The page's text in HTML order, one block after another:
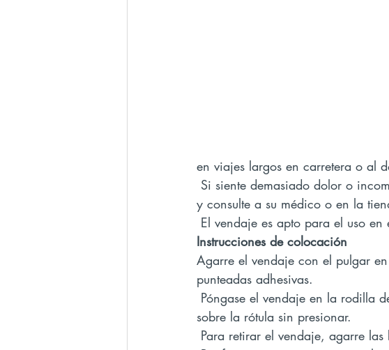
en viajes largos en carretera o al
y consulte a su médico o en la
El vendaje es apto para el uso
Instrucciones de colocación
Agarre el vendaje con el pulgar
punteadas adhesivas.
sobre la rótula sin presionar.
Para retirar el vendaje, agarre